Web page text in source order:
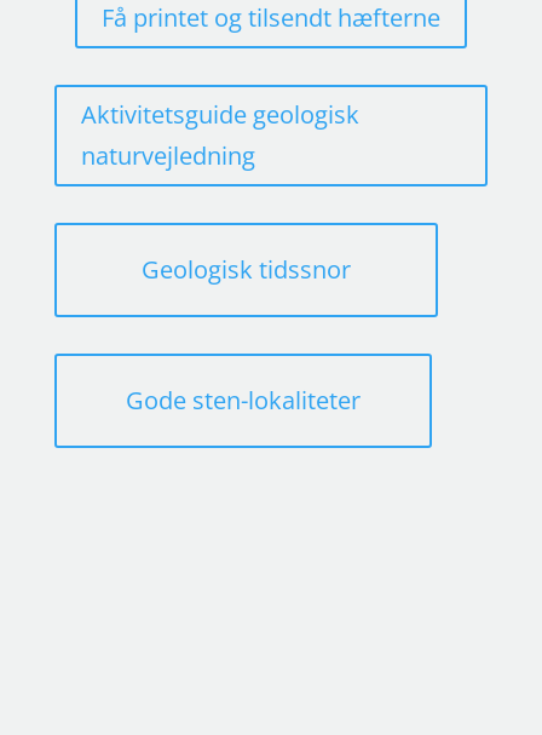
Få printet og tilsendt hæfterne
Aktivitetsguide geologisk
naturvejledning
Geologisk tidssnor
Gode sten-lokaliteter